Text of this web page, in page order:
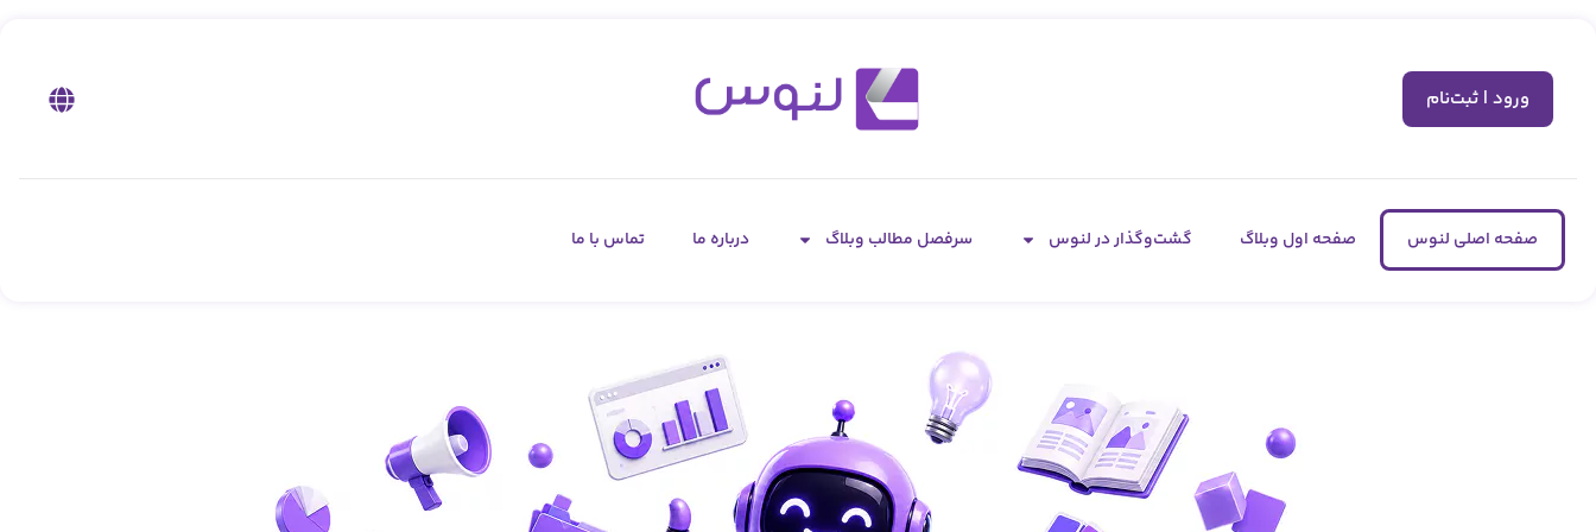
ورود | ثبت‌نام
صفحه اصلی لنوس صفحه اول وبلاگ گشت‌وگذار در لنوس سرفصل مطالب وبلاگ درباره ما تماس با ما